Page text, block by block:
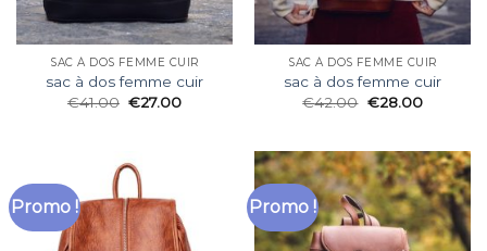
SAC À DOS FEMME CUIR
sac à dos femme cuir
€41.00 €27.00
SAC À DOS FEMME CUIR
sac à dos femme cuir
€42.00 €28.00
Promo ! Promo !